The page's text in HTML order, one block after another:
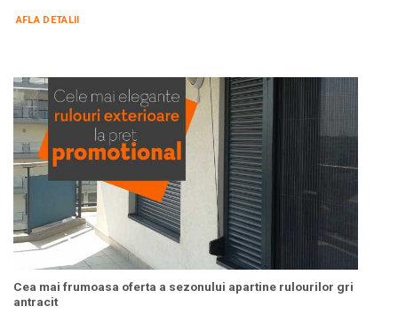
AFLA DETALII
Cea mai frumoasa oferta a sezonului apartine rulourilor gri
antracit